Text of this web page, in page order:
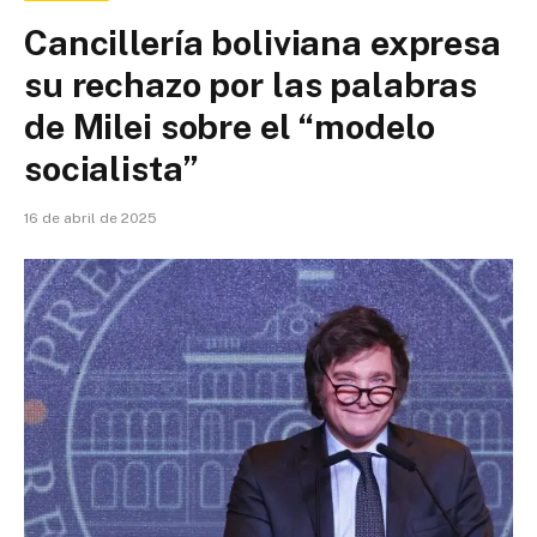
Cancillería boliviana expresa
su rechazo por las palabras
de Milei sobre el “modelo
socialista”
16 de abril de 2025